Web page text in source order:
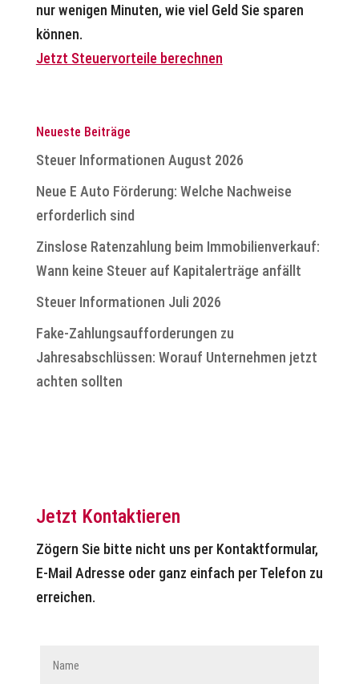
nur wenigen Minuten, wie viel Geld Sie sparen
können.
Jetzt Steuervorteile berechnen
Neueste Beiträge
Steuer Informationen August 2026
Neue E Auto Förderung: Welche Nachweise
erforderlich sind
Zinslose Ratenzahlung beim Immobilienverkauf:
Wann keine Steuer auf Kapitalerträge anfällt
Steuer Informationen Juli 2026
Fake-Zahlungsaufforderungen zu
Jahresabschlüssen: Worauf Unternehmen jetzt
achten sollten
Jetzt Kontaktieren
Zögern Sie bitte nicht uns per Kontaktformular,
E-Mail Adresse oder ganz einfach per Telefon zu
erreichen.